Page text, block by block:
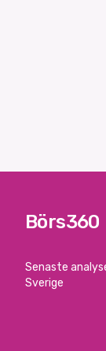
Börs360
Senaste
Sverige